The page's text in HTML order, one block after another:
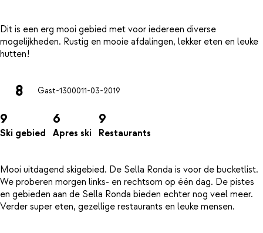
Dit is een erg mooi gebied met voor iedereen diverse
mogelijkheden. Rustig en mooie afdalingen, lekker eten en leuke
8 Gast-1300011-03-2019
9
Ski gebied
6
Apres ski
9
Restaurants
Mooi uitdagend skigebied. De Sella Ronda is voor de bucketlist.
We proberen morgen links- en rechtsom op één dag. De pistes
en gebieden aan de Sella Ronda bieden echter nog veel meer.